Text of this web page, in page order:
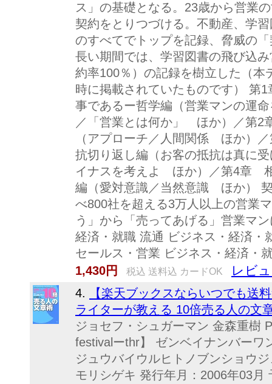
ス」の基礎となる。23歳から営業
契約をとりつづける。不動産、学
のすべてでトップを記録、脅威の
長い期間では、学習図書の飛び込
約率100％）の記録を樹立した（
時に掲載されていたものです）
事であるー哲学編（営業マンの運
／「営業とは何か」 ほか）／第
（アプローチ／人間関係 ほか）
抗切り返し編（お客の抵抗は真に
イナスを考えよ ほか）／第4章
編（愛対意識／当然意識 ほか）
べ800社を超える3万人以上の営業
う」から「売ってあげる」営業マ
経済・就職 流通 ビジネス・経済・
セールス・営業 ビジネス・経済・
1,430円
税込 送料込 カードOK レビ
4.
【楽天ブックスならいつでも送
ライターが教える 10倍売る人の文
ジョセフ・シュガーマン 金森重樹
festivalーthr】 ゼンベイナンバーワ
ジュウバイウルヒトノブンショウ
モリシゲキ 発行年月：2006年03月